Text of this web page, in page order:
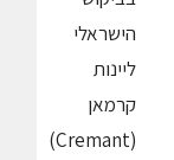
הישראלי
ליינות
קרמאן
(Cremant)